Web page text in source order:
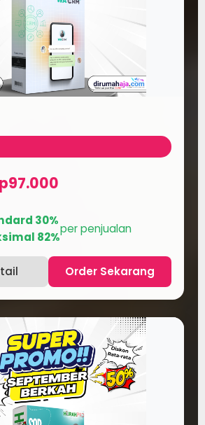
30%
82%
per penjualan
Order Sekarang